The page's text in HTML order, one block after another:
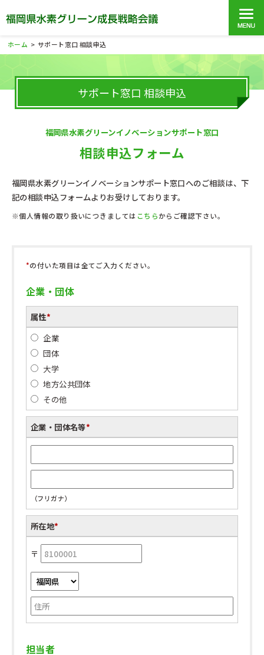
ホーム > サポート窓口 相談申込
サポート窓口 相談申込
福岡県水素グリーンイノベーションサポート窓口
相談申込フォーム
福岡県水素グリーンイノベーションサポート窓口へのご相談は、下
記の相談申込フォームよりお受けしております。
※個人情報の取り扱いにつきましては こちらからご確認下さい。
*の付いた項目は全てご入力ください。
企業・団体
属性*
企業
団体
大学
地方公共団体
その他
企業・団体名等*
（フリガナ）
所在地*
〒
担当者